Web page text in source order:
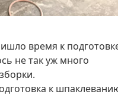
время к
не так уж много
к